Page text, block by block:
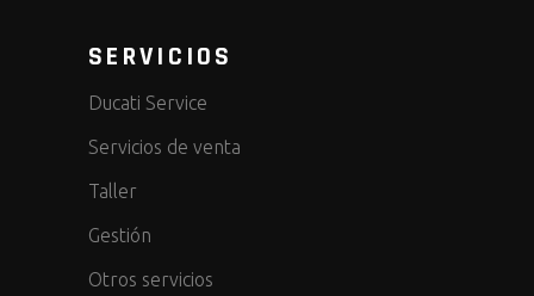
SERVICIOS
Ducati Service
Servicios de venta
Taller
Gestión
Otros servicios